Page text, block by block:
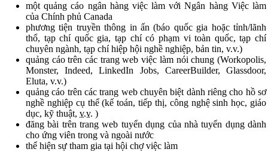
một quảng cáo ngân hàng việc làm với Ngân hàng Việc làm
của Chính phủ Canada
phương tiện truyền thông in ấn (báo quốc gia hoặc tỉnh/lãnh
thổ, tạp chí quốc gia, tạp chí có phạm vi toàn quốc, tạp chí
chuyên ngành, tạp chí hiệp hội nghề nghiệp, bản tin, v.v.)
quảng cáo trên các trang web việc làm nói chung (Workopolis,
Monster, Indeed, LinkedIn Jobs, CareerBuilder, Glassdoor,
Eluta, v.v.)
quảng cáo trên các trang web chuyên biệt dành riêng cho hồ sơ
nghề nghiệp cụ thể (kế toán, tiếp thị, công nghệ sinh học, giáo
dục, kỹ thuật, v.v. )
đăng bài trên trang web tuyển dụng của nhà tuyển dụng dành
cho ứng viên trong và ngoài nước
thể hiện sự tham gia tại hội chợ việc làm